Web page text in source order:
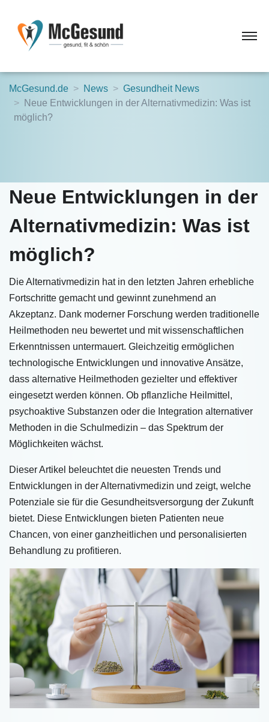
McGesund.de News
Gesundheit News
Neue Entwicklungen in der Alternativmedizin: Was ist
möglich?
Neue Entwicklungen in der
Alternativmedizin: Was ist
möglich?
Die Alternativmedizin hat in den letzten Jahren erhebliche
Fortschritte gemacht und gewinnt zunehmend an
Akzeptanz. Dank moderner Forschung werden traditionelle
Heilmethoden neu bewertet und mit wissenschaftlichen
Erkenntnissen untermauert. Gleichzeitig ermöglichen
technologische Entwicklungen und innovative Ansätze,
dass alternative Heilmethoden gezielter und effektiver
eingesetzt werden können. Ob pflanzliche Heilmittel,
psychoaktive Substanzen oder die Integration alternativer
Methoden in die Schulmedizin – das Spektrum der
Möglichkeiten wächst.
Dieser Artikel beleuchtet die neuesten Trends und
Entwicklungen in der Alternativmedizin und zeigt, welche
Potenziale sie für die Gesundheitsversorgung der Zukunft
bietet. Diese Entwicklungen bieten Patienten neue
Chancen, von einer ganzheitlichen und personalisierten
Behandlung zu profitieren.